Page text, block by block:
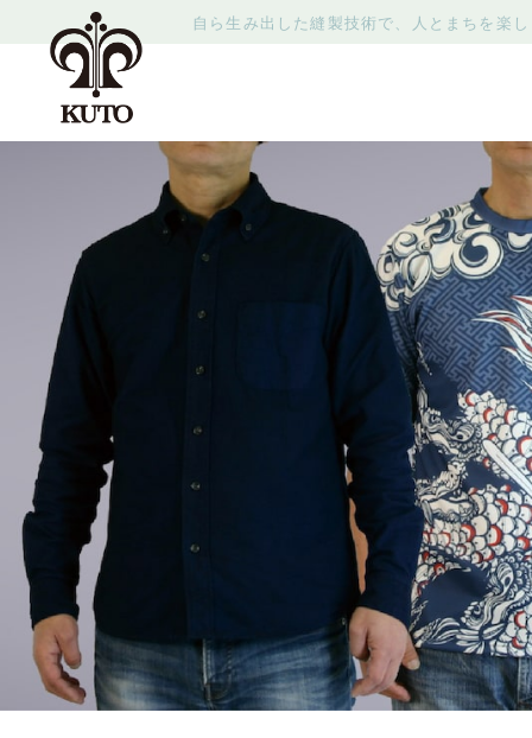
自ら生み出した縫製技術で、人とまちを楽